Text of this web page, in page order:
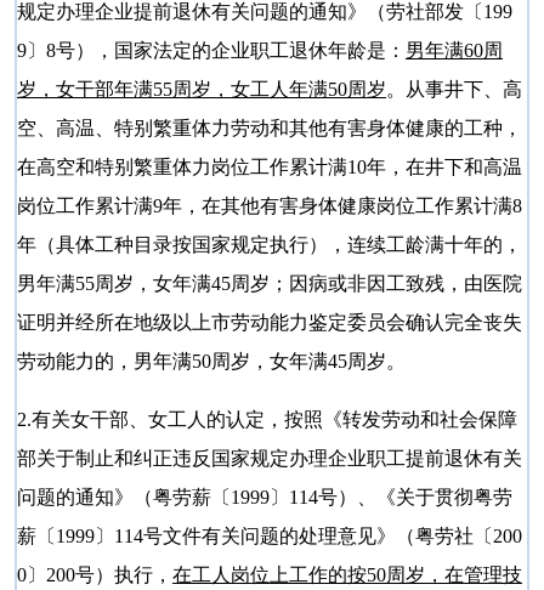
规定办理企业提前退休有关问题的通知》（劳社部发〔199
9〕8号），国家法定的企业职工退休年龄是： 男年满60周
岁，女干部年满55周岁，女工人年满50周岁。从事井下、高
空、高温、特别繁重体力劳动和其他有害身体健康的工种，
在高空和特别繁重体力岗位工作累计满10年，在井下和高温
岗位工作累计满9年，在其他有害身体健康岗位工作累计满8
年（具体工种目录按国家规定执行），连续工龄满十年的，
男年满55周岁，女年满45周岁；因病或非因工致残，由医院
证明并经所在地级以上市劳动能力鉴定委员会确认完全丧失
劳动能力的，男年满50周岁，女年满45周岁。
2.有关女干部、女工人的认定，按照《转发劳动和社会保障
部关于制止和纠正违反国家规定办理企业职工提前退休有关
问题的通知》（粤劳薪〔1999〕114号）、《关于贯彻粤劳
薪〔1999〕114号文件有关问题的处理意见》（粤劳社〔200
0〕200号）执行， 在工人岗位上工作的按50周岁，在管理技